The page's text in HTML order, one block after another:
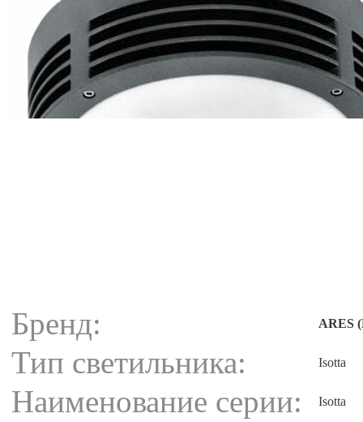
Бренд: ARES
Тип светильника: Isotta
Наименование серии: Isotta